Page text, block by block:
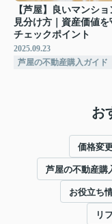
【芦屋】良いマンシ
見分け方｜資産価値を
チェックポイント
2025.09.23
芦屋の不動産購入ガイド
お
価格変
芦屋の不動産購
お役立ち
リ